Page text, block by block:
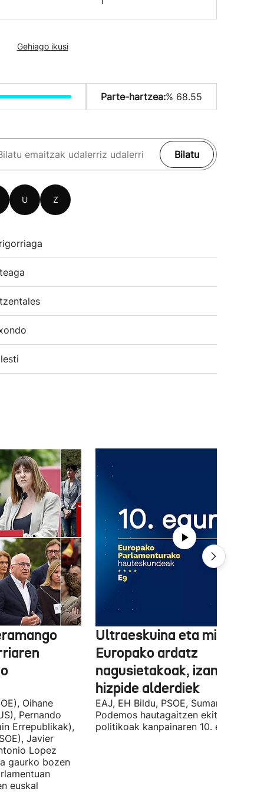
Gehiago ikusi
Parte-hartzea:% 68.55
Bilatu
U Z
Oihane
Pernando
Errepublikak),
Javier
Lopez
gaurko bozen
euskal
Ultraeskuina eta
Europako ardatz
nagusietakoak, izan dituzte
hizpide alderdiek
EAJ, EH Bildu, PSOE, Sumar, PP eta
Podemos hautagaitzen ekitaldi
politikoak kanpainaren 10. egunean.